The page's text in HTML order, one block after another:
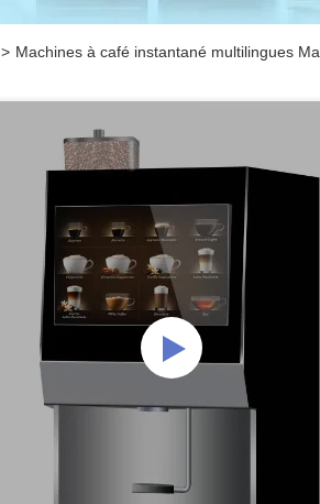
> Machines à café instantané multilingues